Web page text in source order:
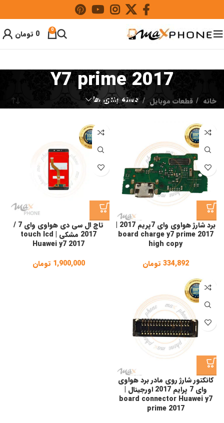
0
0 تومان
Y7 prime 2017
دسته بندی ها خانه قطعات موبایل Y7 prime 2017
برد شارژ هواوی وای 7پریم 2017 |
board charge y7 prime 2017
high copy
334,892 تومان
تاچ ال سی دی هواوی وای 7 /
2017 مشکی | touch lcd
Huawei y7 2017
1,900,000 تومان
کانکتور شارژ روی مادر برد هواوی
وای 7 پرایم 2017 اورجینال |
board connector Huawei y7
prime 2017